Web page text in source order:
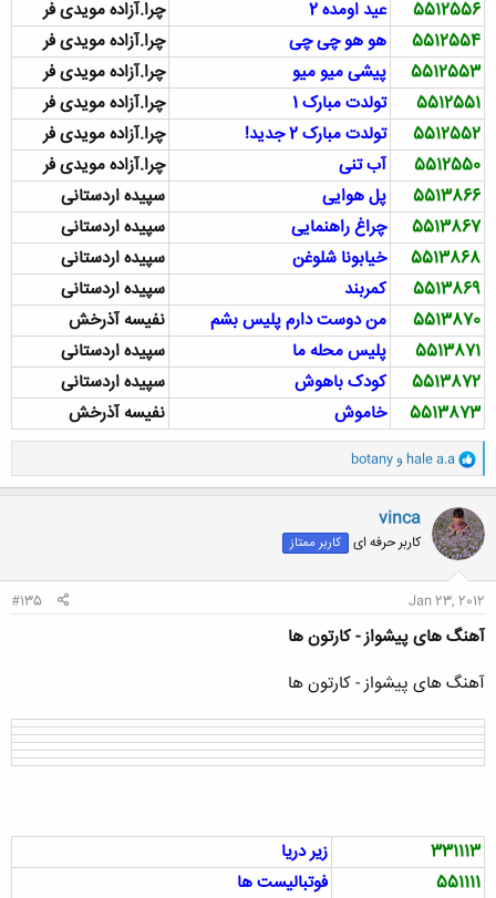
5512556 عید اومده 2
چرا.آزاده مویدی فر
5512554
هو هو چی چی
چرا.آزاده مویدی فر
5512553
پیشی میو میو
چرا.آزاده مویدی فر
5512551
تولدت مبارک 1
چرا.آزاده مویدی فر
5512552
تولدت مبارک 2 جدید!
چرا.آزاده مویدی فر
5512550
آب تنی
چرا.آزاده مویدی فر
5513866
پل هوایی
سپیده اردستانی
5513867
چراغ راهنمایی
سپیده اردستانی
5513868
خیابونا شلوغن
سپیده اردستانی
5513869
کمربند
سپیده اردستانی
5513870
من دوست دارم پلیس بشم
نفیسه آذرخش
5513871
پلیس محله ما
سپیده اردستانی
5513872
کودک باهوش
سپیده اردستانی
5513873
خاموش نفیسه آذرخش
و
ا
ک
ن
ش
ه
ا
hale a.a وbotany
vinca
کاربر حرفه ای کاربر ممتاز
Jan 23, 2012
#135
آهنگ های پیشواز - کارتون ها
آهنگ های پیشواز - کارتون ها
331113
زير دريا
551111
فوتبالیست ها